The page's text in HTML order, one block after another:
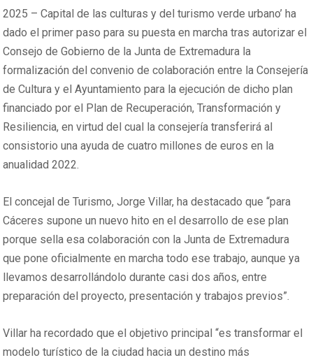
2025 – Capital de las culturas y del turismo verde urbano’ ha
dado el primer paso para su puesta en marcha tras autorizar el
Consejo de Gobierno de la Junta de Extremadura la
formalización del convenio de colaboración entre la Consejería
de Cultura y el Ayuntamiento para la ejecución de dicho plan
financiado por el Plan de Recuperación, Transformación y
Resiliencia, en virtud del cual la consejería transferirá al
consistorio una ayuda de cuatro millones de euros en la
anualidad 2022.
El concejal de Turismo, Jorge Villar, ha destacado que “para
Cáceres supone un nuevo hito en el desarrollo de ese plan
porque sella esa colaboración con la Junta de Extremadura
que pone oficialmente en marcha todo ese trabajo, aunque ya
llevamos desarrollándolo durante casi dos años, entre
preparación del proyecto, presentación y trabajos previos”.
Villar ha recordado que el objetivo principal “es transformar el
modelo turístico de la ciudad hacia un destino más